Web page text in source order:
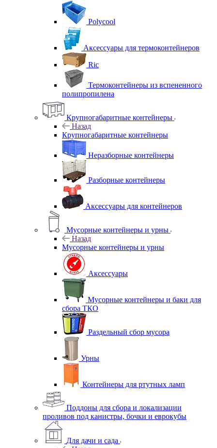
Polycool
Аксессуары для термоконтейнеров
Ric
Термоконтейнеры из вспененного
полипропилена
Крупногабаритные контейнеры
Назад
Крупногабаритные контейнеры
Неразборные контейнеры
Разборные контейнеры
Аксессуары для контейнеров
Мусорные контейнеры и урны
Назад
Мусорные контейнеры и урны
Аксессуары
Мусорные контейнеры и баки для
сбора ТКО
Раздельный сбор мусора
Урны
Контейнеры для ртутных ламп
Поддоны для сбора и локализации
проливов под канистры, бочки и еврокубы
Для дачи и сада